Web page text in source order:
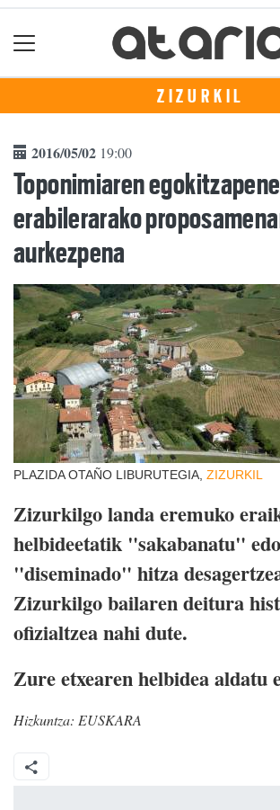
ZIZURKIL
2016/05/02 19:00
Toponimiaren
erabilerarako
aurkezpena
PLAZIDA OTAÑO LIBURUTEGIA, ZIZURKIL
Zizurkilgo landa eremuko
helbideetatik "sakabanatu" edo
"diseminado" hitza
Zizurkilgo bailaren deitura
ofizialtzea nahi dute.
Zure etxearen helbidea aldatu
Hizkuntza: EUSKARA